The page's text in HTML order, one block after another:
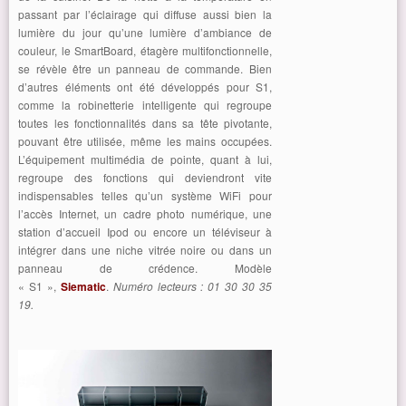
passant par l’éclairage qui diffuse aussi bien la
lumière du jour qu’une lumière d’ambiance de
couleur, le SmartBoard, étagère multifonctionnelle,
se révèle être un panneau de commande. Bien
d’autres éléments ont été développés pour S1,
comme la robinetterie intelligente qui regroupe
toutes les fonctionnalités dans sa tête pivotante,
pouvant être utilisée, même les mains occupées.
L’équipement multimédia de pointe, quant à lui,
regroupe des fonctions qui deviendront vite
indispensables telles qu’un système WiFi pour
l’accès Internet, un cadre photo numérique, une
station d’accueil Ipod ou encore un téléviseur à
intégrer dans une niche vitrée noire ou dans un
panneau de crédence. Modèle
« S1 », Siematic. Numéro lecteurs : 01 30 30 35
19.